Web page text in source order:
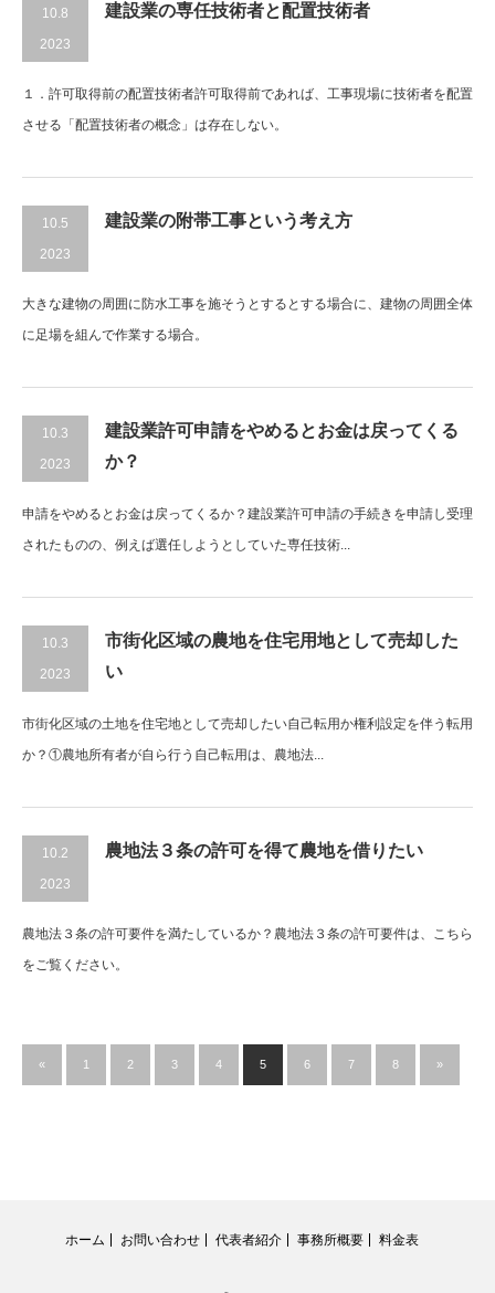
10.8
2023
建設業の専任技術者と配置技術者
１．許可取得前の配置技術者許可取得前であれば、工事現場に技術者を配置
させる「配置技術者の概念」は存在しない。
10.5
2023
建設業の附帯工事という考え方
大きな建物の周囲に防水工事を施そうとするとする場合に、建物の周囲全体
に足場を組んで作業する場合。
10.3
2023
建設業許可申請をやめるとお金は戻ってくる
か？
申請をやめるとお金は戻ってくるか？建設業許可申請の手続きを申請し受理
されたものの、例えば選任しようとしていた専任技術...
10.3
2023
市街化区域の農地を住宅用地として売却した
い
市街化区域の土地を住宅地として売却したい自己転用か権利設定を伴う転用
か？①農地所有者が自ら行う自己転用は、農地法...
10.2
2023
農地法３条の許可を得て農地を借りたい
農地法３条の許可要件を満たしているか？農地法３条の許可要件は、こちら
をご覧ください。
« 1 2 3 4 5 6 7 8 »
ホーム お問い合わせ 代表者紹介 事務所概要 料金表